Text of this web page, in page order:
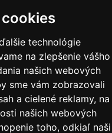
technológie
na zlepšenie vášho
našich webových
sme vám zobrazovali
a cielené reklamy, na
našich webových
toho, odkiaľ naši
DO ZÁKAZNÍCKEJ ZÓNY
obchodné podmienky